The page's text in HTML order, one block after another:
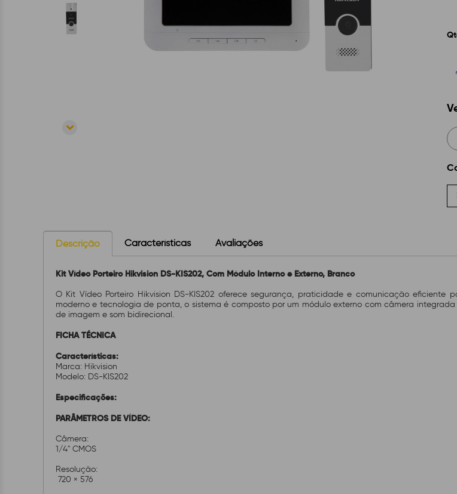
Descrição Características Avaliações
Kit Vídeo Porteiro Hikvision DS-KIS202, Com Módulo Interno e Externo, Branco
O Kit Vídeo Porteiro Hikvision DS-KIS202 oferece segurança, praticidade e comunicação eficiente
moderno e tecnologia de ponta, o sistema é composto por um módulo externo com câmera
de imagem e som bidirecional.
FICHA TÉCNICA
Características:
Marca: Hikvision
Modelo: DS-KIS202
Especificações:
PARÂMETROS DE VÍDEO:
Câmera:
1/4" CMOS
Resolução:
720 × 576